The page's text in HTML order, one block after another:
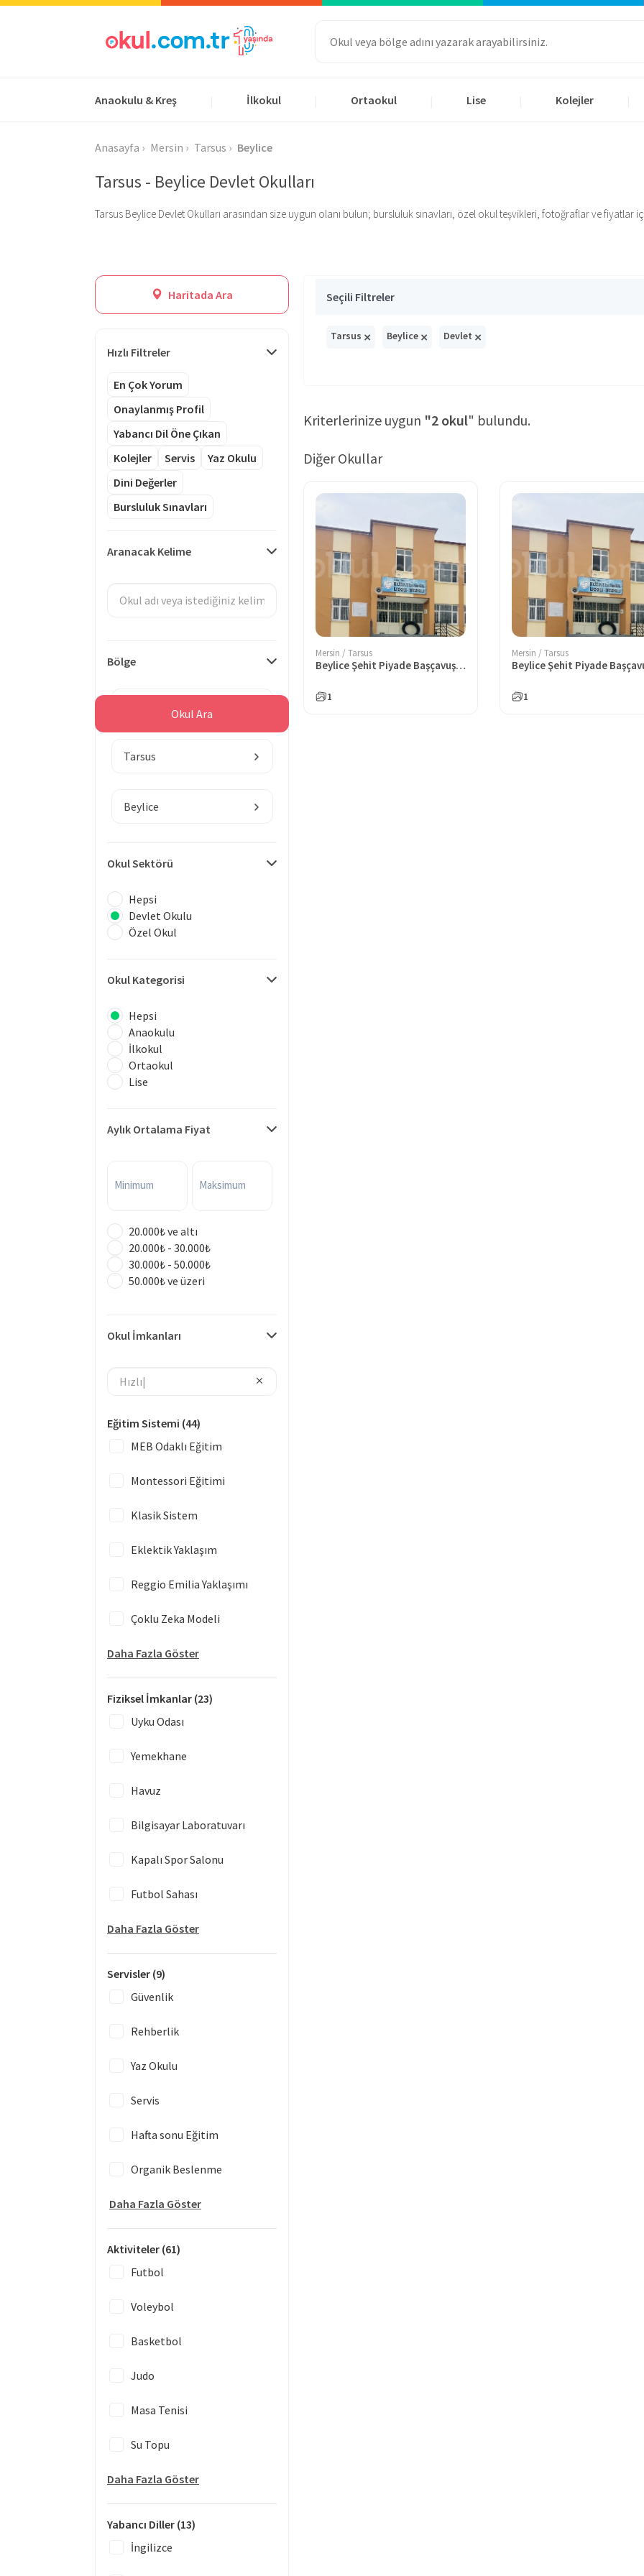
Anaokulu & Kreş İlkokul Ortaokul Lise Kolejler
Anasayfa Mersin Tarsus Beylice
Tarsus - Beylice Devlet Okulları
Tarsus Beylice Devlet Okulları arasından size uygun olanı bulun; bursluluk sınavları, özel okul teşvikleri, fotoğraflar ve fiyatlar
Haritada Ara
Hızlı Filtreler
En Çok Yorum
Onaylanmış Profil
Yabancı Dil Öne Çıkan
Kolejler
Servis
Yaz Okulu
Dini Değerler
Bursluluk Sınavları
Aranacak Kelime
Bölge
Tarsus
Beylice
Okul Sektörü
Hepsi
Devlet Okulu
Özel Okul
Okul Kategorisi
Hepsi
Anaokulu
İlkokul
Ortaokul
Lise
Aylık Ortalama Fiyat
Minimum Maksimum
20.000₺ ve altı
20.000₺ - 30.000₺
30.000₺ - 50.000₺
50.000₺ ve üzeri
Okul İmkanları
Eğitim Sistemi (44)
MEB Odaklı Eğitim
Montessori Eğitimi
Klasik Sistem
Eklektik Yaklaşım
Reggio Emilia Yaklaşımı
Çoklu Zeka Modeli
Daha Fazla Göster
Fiziksel İmkanlar (23)
Uyku Odası
Yemekhane
Havuz
Bilgisayar Laboratuvarı
Kapalı Spor Salonu
Futbol Sahası
Daha Fazla Göster
Servisler (9)
Güvenlik
Rehberlik
Yaz Okulu
Servis
Hafta sonu Eğitim
Organik Beslenme
Daha Fazla Göster
Aktiviteler (61)
Futbol
Voleybol
Basketbol
Judo
Masa Tenisi
Su Topu
Daha Fazla Göster
Yabancı Diller (13)
İngilizce
Okul Ara
Seçili Filtreler
Tarsus × Beylice × Devlet ×
Kriterlerinize uygun "2 okul" bulundu.
Diğer Okullar
Mersin / Tarsus
Beylice Şehit Piyade Başçavuş Faruk Kaya İlkokulu
1
Mersin / Tarsus
1